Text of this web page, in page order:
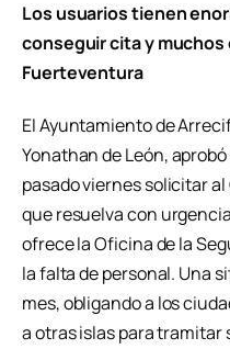
Los usuarios tienen
conseguir cita y
Fuerteventura
El Ayuntamiento de
Yonathan de León,
pasado viernes solicitar
que resuelva con
ofrece la Oficina de la
la falta de personal. Una
mes, obligando a los
a otras islas para